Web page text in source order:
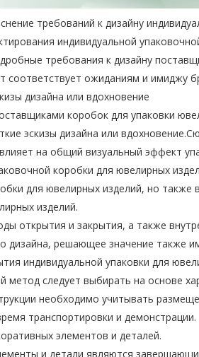
требований к дизайну
индивидуальной
требования к дизайну
соответствует ожиданиям и имиджу
дизайна или вдохновение
коробок для упаковки
эскизы дизайна или
на общий визуальный эффект
коробки для ювелирных
для ювелирных изделий, но также
изделий.
открытия и закрытия, а также
дизайна, решающее значение также
индивидуальной упаковки для
метод следует выбирать на основе
необходимо учитывать
транспортировки и демонстрации.
элементов и деталей.
и детали являются